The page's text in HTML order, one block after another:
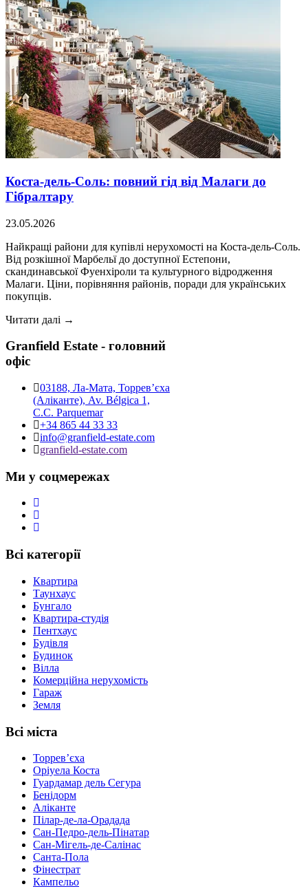
Коста-дель-Соль: повний гід від Малаги до
Гібралтару
23.05.2026
Найкращі райони для купівлі нерухомості на Коста-дель-Соль.
Від розкішної Марбельї до доступної Естепони,
скандинавської Фуенхіроли та культурного відродження
Малаги. Ціни, порівняння районів, поради для українських
покупців.
Читати далі →
Granfield Estate - головний
офіс
03188, Ла-Мата, Торревʼєха
(Аліканте), Av. Bélgica 1,
C.C. Parquemar
+34 865 44 33 33
info@granfield-estate.com
granfield-estate.com
Ми у соцмережах
Всі категорії
Квартира
Таунхаус
Бунгало
Квартира-студія
Пентхаус
Будівля
Будинок
Вілла
Комерційна нерухомість
Гараж
Земля
Всі міста
Торревʼєха
Оріуела Коста
Гуардамар дель Сегура
Бенідорм
Аліканте
Пілар-де-ла-Орадада
Сан-Педро-дель-Пінатар
Сан-Мігель-де-Салінас
Санта-Пола
Фінестрат
Кампельо